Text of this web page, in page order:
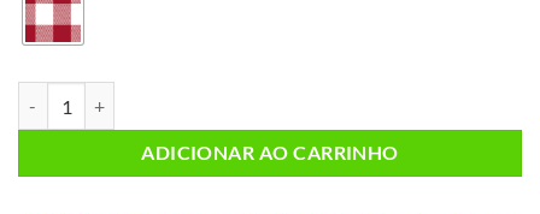
ADICIONAR AO CARRINHO